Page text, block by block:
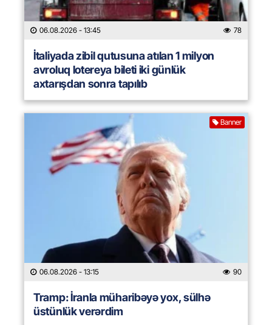
06.08.2026 - 13:45 78
İtaliyada zibil qutusuna atılan 1 milyon
avroluq lotereya bileti iki günlük
axtarışdan sonra tapılıb
Banner
06.08.2026 - 13:15 90
Tramp: İranla müharibəyə yox, sülhə
üstünlük verərdim